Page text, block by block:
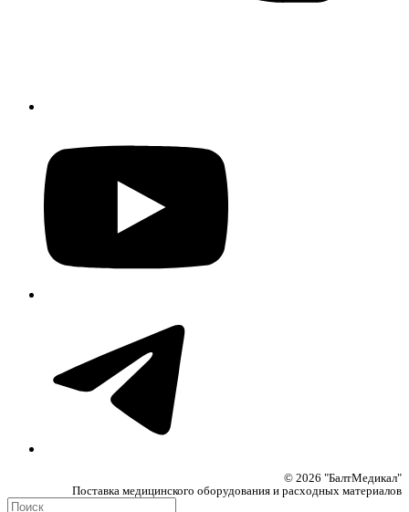
© 2026 "БалтМедикал"
Поставка медицинского оборудования и расходных материалов